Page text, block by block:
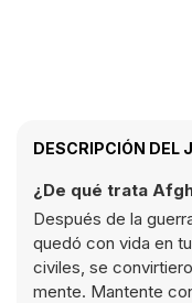
DESCRIPCIÓN DEL
¿De qué trata
Después de la
quedó con vida en
civiles, se
mente. Mantente